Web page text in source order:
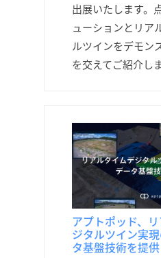
出展いたします。
ューションとリア
ルツインをデモン
を交えてご紹介しま
アプトポッド、
ジタルツイン実
タ基盤技術を提供